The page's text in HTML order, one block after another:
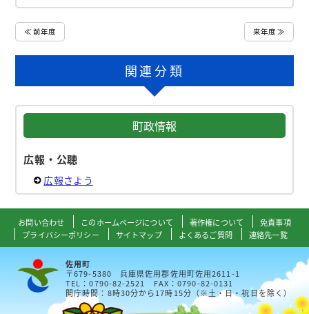
≪ 前年度 来年度 ≫
関連分類
町政情報
広報・公聴
広報さよう
お問い合わせ このホームページについて 著作権について
免責事項
プライバシーポリシー
サイトマップ よくあるご質問 連絡先一覧
佐用町
〒679-5380 兵庫県佐用郡佐用町佐用2611-1
TEL：0790-82-2521 FAX：0790-82-0131
開庁時間：8時30分から17時15分（※土・日・祝日を除く）